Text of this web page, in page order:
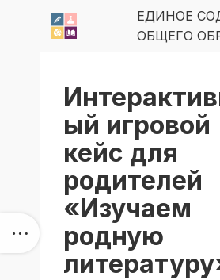
ЕДИНОЕ
ОБЩЕГО
ый игровой
кейс для
родителей
«Изучаем
родную